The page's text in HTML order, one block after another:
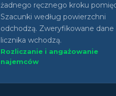
żadnego ręcznego kroku
Szacunki według powierzchni
odchodzą. Zweryfikowane dane
licznika wchodzą.
Rozliczanie i angażowanie
najemców